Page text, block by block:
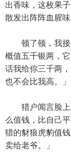
出香味，这枚果
散发出阵阵血腥
顿了顿，我接
概值五千银两，
话我给你三千两
也不会比我高。」
猎户闻言脸上
么值钱，比自己
猎的豺狼虎豹值
卖给老爷。」